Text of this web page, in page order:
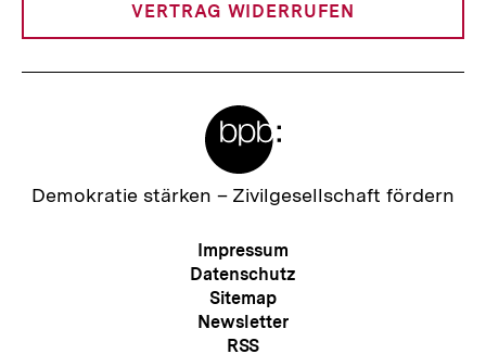
VERTRAG WIDERRUFEN
Zur
Demokratie stärken – Zivilgesellschaft fördern
Meta-
Navigation
Impressum
Datenschutz
Sitemap
Newsletter
RSS